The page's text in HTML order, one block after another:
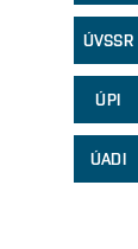
ÚVSSR
ÚPI
ÚADI